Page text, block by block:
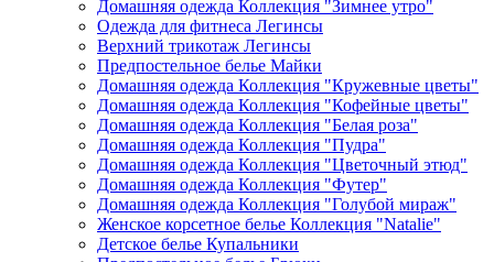
Домашняя одежда Коллекция "Зимнее утро"
Одежда для фитнеса Легинсы
Верхний трикотаж Легинсы
Предпостельное белье Майки
Домашняя одежда Коллекция "Кружевные цветы"
Домашняя одежда Коллекция "Кофейные цветы"
Домашняя одежда Коллекция "Белая роза"
Домашняя одежда Коллекция "Пудра"
Домашняя одежда Коллекция "Цветочный этюд"
Домашняя одежда Коллекция "Футер"
Домашняя одежда Коллекция "Голубой мираж"
Женское корсетное белье Коллекция "Natalie"
Детское белье Купальники